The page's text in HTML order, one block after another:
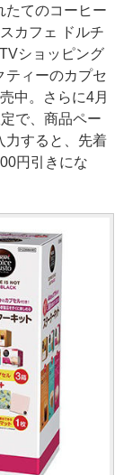
てのコーヒー
カフェ ドルチ
ショッピング
ティーのカプセ
中。さらに4月
で、商品ペー
力すると、先着
円引きにな